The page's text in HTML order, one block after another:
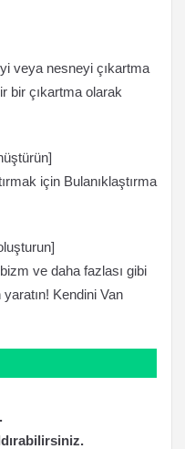
veya nesneyi çıkartma
bir çıkartma olarak
için Bulanıklaştırma
ve daha fazlası gibi
Kendini Van